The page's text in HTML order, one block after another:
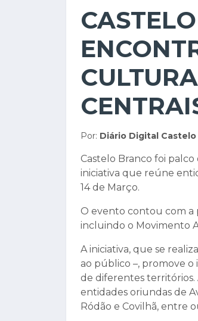
Por: Diário Digital
Castelo Branco foi
iniciativa que reúne
14 de Março.
O evento contou com a
incluindo o Movimento
A iniciativa, que se
ao público –, promove
de diferentes territórios.
entidades oriundas de
Ródão e Covilhã, entre